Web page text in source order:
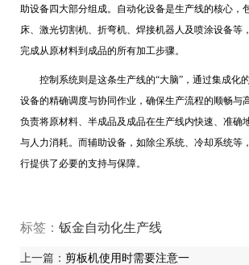
助设备四大部分组成。自动化设备是生产线的核心，
床、激光切割机、折弯机、焊接机器人及喷涂设备等
完成从原材料到成品的所有加工步骤。
控制系统则是这条生产线的“大脑” ，通过集成化
设备的精确调度与协同作业，确保生产流程的顺畅与
负责将原材料、半成品及成品在生产线内快速、准确
与人力消耗。而辅助设备，如除尘系统、冷却系统等
行提供了必要的支持与保障。
标签： 钣金自动化生产线
上一篇： 剪板机使用时需要注意一